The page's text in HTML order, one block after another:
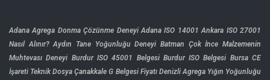
Adana Agrega Donma Çözünme Deneyi Adana ISO 14001 Ankara ISO 27001
Nasıl Alınır? Aydın Tane Yoğunluğu Deneyi Batman Çok İnce Malzemenin
Muhtevası Deneyi Burdur ISO 45001 Belgesi Burdur ISO Belgesi Bursa CE
İşareti Teknik Dosya Çanakkale G Belgesi Fiyatı Denizli Agrega Yığın Yoğunluğu